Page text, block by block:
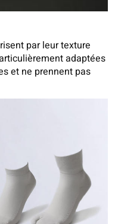
par leur texture
adaptées
et ne prennent pas